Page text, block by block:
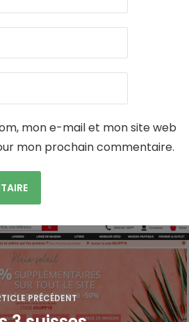
mon e-mail et mon site web
mon prochain commentaire.
PRÉCÉDENT